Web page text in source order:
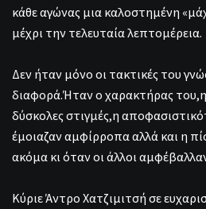
κάθε αγώνας μια καλοστημένη
μέχρι την τελευταία λεπτομέρεια.
Δεν ήταν μόνο οι τακτικές του
διαφορά.Ήταν ο χαρακτήρας του,η
δύσκολες στιγμές,η
έμοιαζαν αμφίρροπα αλλά και η
ακόμα κι όταν οι άλλοι
Κύριε Άντρο Χατζιμιτσή σε